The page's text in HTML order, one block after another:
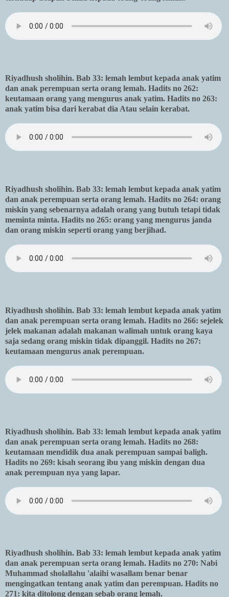
Riyadhush sholihin. Bab 33: lemah lembut kepada anak yatim
dan anak perempuan serta orang lemah. Hadits no 262:
keutamaan orang yang mengurus anak yatim. Hadits no 263:
anak yatim bisa dari kerabat dia Atau selain kerabat.
Riyadhush sholihin. Bab 33: lemah lembut kepada anak yatim
dan anak perempuan serta orang lemah. Hadits no 264: orang
miskin yang sebenarnya adalah orang yang butuh tetapi tidak
meminta minta. Hadits no 265: orang yang mengurus janda
dan orang miskin seperti orang yang berjihad.
Riyadhush sholihin. Bab 33: lemah lembut kepada anak yatim
dan anak perempuan serta orang lemah. Hadits no 266: sejelek
jelek makanan adalah makanan walimah untuk orang kaya
saja sedang orang miskin tidak dipanggil. Hadits no 267:
keutamaan mengurus anak perempuan.
Riyadhush sholihin. Bab 33: lemah lembut kepada anak yatim
dan anak perempuan serta orang lemah. Hadits no 268:
keutamaan mendidik dua anak perempuan sampai baligh.
Hadits no 269: kisah seorang ibu yang miskin dengan dua
anak perempuan nya yang lapar.
Riyadhush sholihin. Bab 33: lemah lembut kepada anak yatim
dan anak perempuan serta orang lemah. Hadits no 270: Nabi
Muhammad sholallahu 'alaihi wasallam benar benar
mengingatkan tentang anak yatim dan perempuan. Hadits no
271: kita ditolong dengan sebab orang lemah.